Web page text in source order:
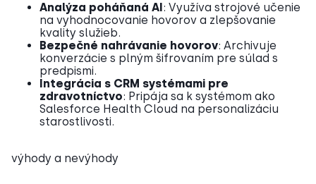
Analýza poháňaná AI: Využíva strojové učenie
na vyhodnocovanie hovorov a zlepšovanie
kvality služieb.
Bezpečné nahrávanie hovorov: Archivuje
konverzácie s plným šifrovaním pre súlad s
predpismi.
Integrácia s CRM systémami pre
zdravotníctvo: Pripája sa k systémom ako
Salesforce Health Cloud na personalizáciu
starostlivosti.
výhody a nevýhody